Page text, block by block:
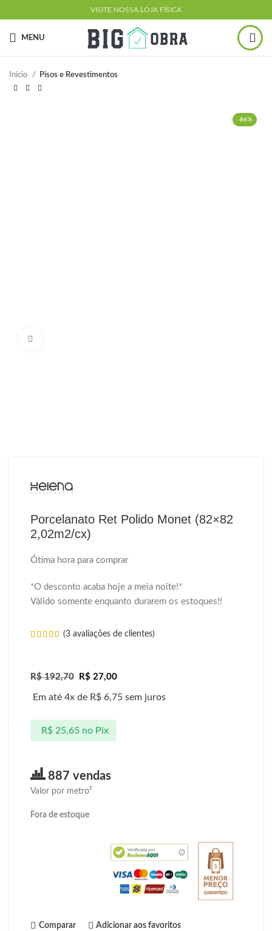
VISITE NOSSA LOJA FÍSICA
MENU
Início Pisos e Revestimentos
-86%
Porcelanato Ret Polido Monet (82×82
2,02m2/cx)
Ótima hora para comprar
*O desconto acaba hoje a meia noite!*
Válido somente enquanto durarem os estoques!!
(3 avaliações de clientes)
R$192,70 R$ 27,00
Em até 4x de R$ 6,75 sem juros
R$25,65 no Pix
887 vendas
Valor por metro²
Fora de estoque
Comparar Adicionar aos favoritos